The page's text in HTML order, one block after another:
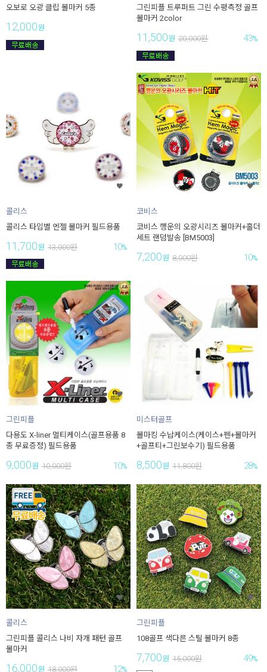
오보로 오광 클립 볼마커 5종
12,000원
그린피플 트루퍼트 그린 수평측정 골프
볼마커 2color
11,500원 20,000원 43%
콜리스
콜리스 타입별 엔젤 볼마커 필드용품
11,700원 13,000원 10%
코비스
코비스 행운의 오광시리즈 볼마커+홀더
세트 랜덤발송 [BM5003]
7,200원 8,000원 10%
그린피플
다용도 X-liner 멀티케이스(골프용품 8
종 무료증정) 필드용품
9,000원 10,000원 10%
미스터골프
볼마킹 수납케이스(케이스+펜+볼마커
+골프티+그린보수기) 필드용품
8,500원 11,800원 28%
콜리스
그린피플 콜리스 나비 자개 패턴 골프
볼마커
16,000원 18,000원 12%
그린피플
108골프 색다른 스틸 볼마커 8종
7,700원 15,000원 49%